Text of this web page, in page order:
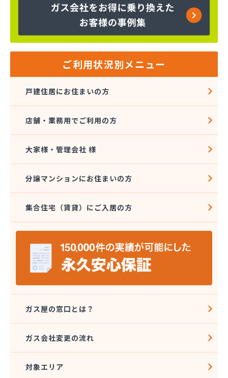
株式会社富士商会
株式会社芳之内ガス
株式会社木田産業
丸信ガス株式会社
菊間ガス北条ショールーム
共同ガス株式会社 松山支店
玉井産業株式会社
広島ガス伯方株式会社
今出石油
三原産業株式会社 ガス販売部
三光ガス商会
三光ガス商会 伊台出張所
山岡早光商店
四国アストモスガス株式会社松山オートガススタン
四国ガス燃料株式会社 本店
四国ガス燃料株式会社 上浦出張所
四国ガス燃料株式会社 松山営業所
四国ガス燃料株式会社 宇和出張所
四国ガス燃料株式会社 新居浜営業所
四国ガス燃料株式会社 川之江出張所
ご利用状況別メニュー
戸建住居にお住まいの方
店舗・業務用でご利用の方
大家様・管理会社 様
分譲マンションにお住まいの方
集合住宅（賃貸）にご入居の方
ガス屋の窓口とは？
ガス会社変更の流れ
対象エリア